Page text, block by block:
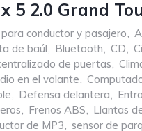
5 2.0 Grand
conductor y pasajero,
de baúl, Bluetooth, CD,
de puertas,
en el volante,
, Defensa delantera,
, Frenos ABS, Llantas
de MP3, sensor de